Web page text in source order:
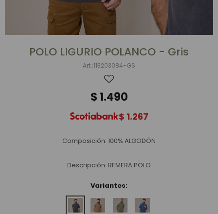
POLO LIGURIO POLANCO - Gris
113203084-GS
$ 1.490
$ 1.267
Composición: 100% ALGODÓN
Descripción: REMERA POLO
Variantes: